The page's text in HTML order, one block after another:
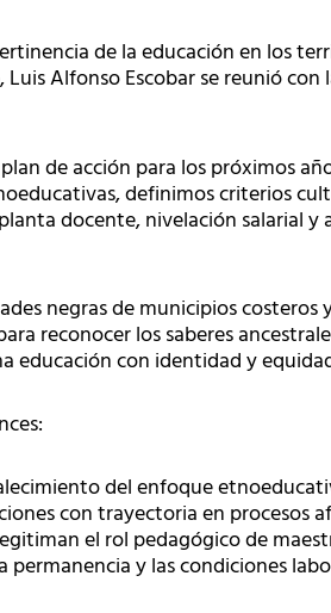
de la educación en los
Alfonso Escobar se reunió con
de acción para los próximos
definimos criterios
docente, nivelación salarial y
negras de municipios costeros
reconocer los saberes
educación con identidad y
del enfoque
con trayectoria en procesos
el rol pedagógico de
y las condiciones